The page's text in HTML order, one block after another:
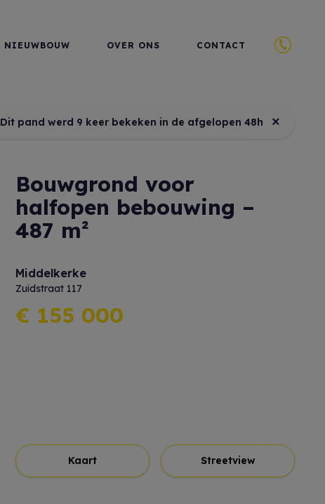
NIEUWBOUW OVER ONS CONTACT
Dit pand werd 9 keer bekeken in de afgelopen 48h
×
Bouwgrond voor
halfopen bebouwing –
487 m²
Middelkerke
Zuidstraat 117
€ 155 000
Kaart Streetview